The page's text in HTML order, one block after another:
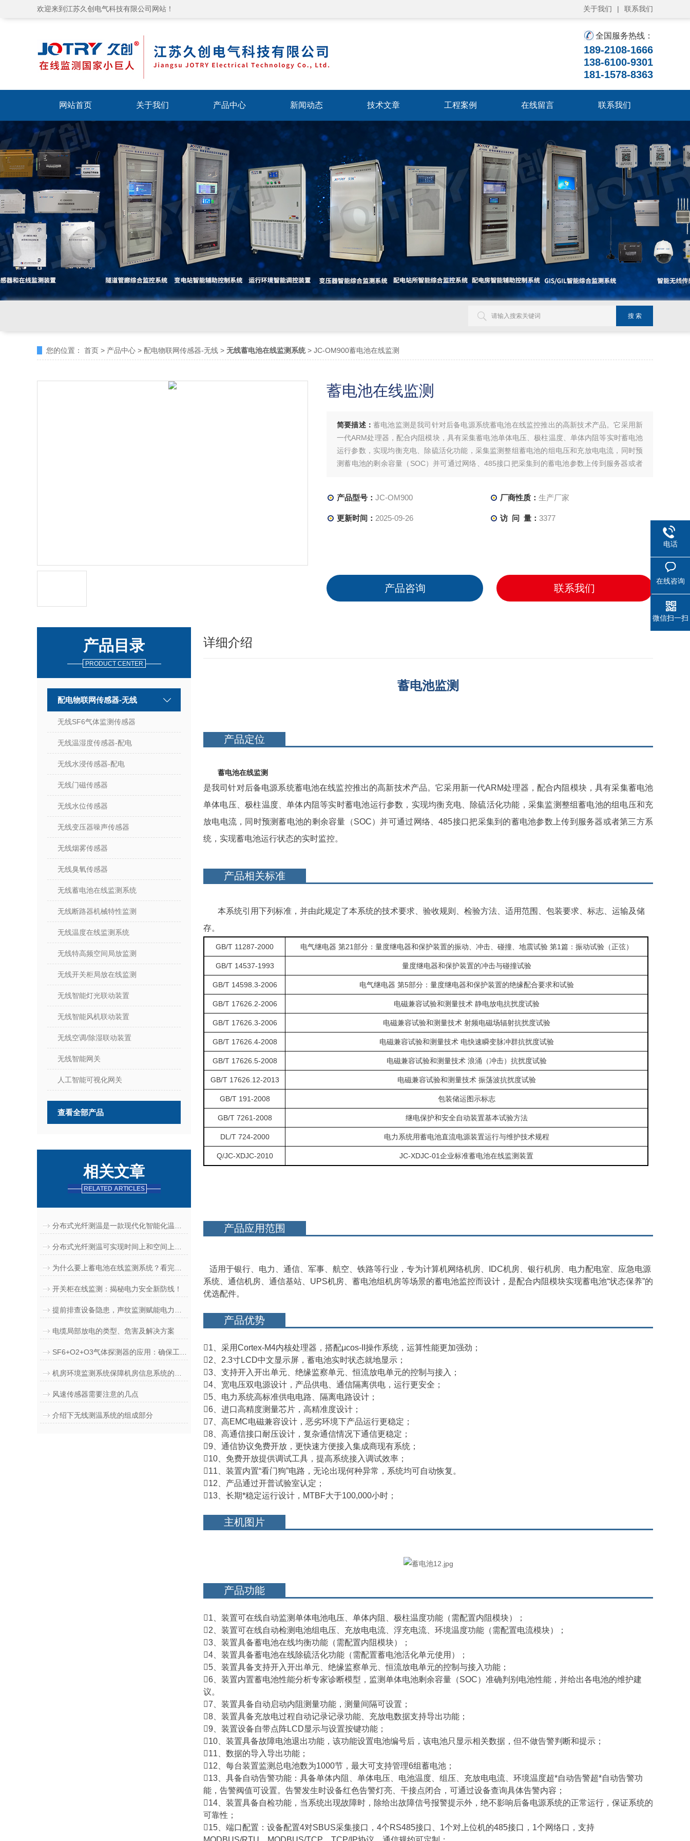
欢迎来到江苏久创电气科技有限公司网站！ 关于我们 | 联系我们
全国服务热线：
189-2108-1666
138-6100-9301
181-1578-8363
网站首页 关于我们 产品中心 新闻动态 技术文章 工程案例 在线留言 联系我们
您的位置： 首页 > 产品中心 > 配电物联网传感器-无线 > 无线蓄电池在线监测系统> JC-OM900蓄电池在线监测
蓄电池在线监测
简要描述： 蓄电池监测是我司针对后备电源系统蓄电池在线监控推出的高新技术产品。它采用新
一代ARM处理器，配合内阻模块，具有采集蓄电池单体电压、极柱温度、单体内阻等实时蓄电池
运行参数，实现均衡充电、除硫活化功能，采集监测整组蓄电池的组电压和充放电电流，同时预
测蓄电池的剩余容量（SOC）并可通过网络、485接口把采集到的蓄电池参数上传到服务器或者
产品型号： JC-OM900 厂商性质： 生产厂家
更新时间： 2025-09-26 访 问 量： 3377
产品咨询 联系我们
产品目录
PRODUCT CENTER
配电物联网传感器-无线
无线SF6气体监测传感器
无线温湿度传感器-配电
无线水浸传感器-配电
无线门磁传感器
无线水位传感器
无线变压器噪声传感器
无线烟雾传感器
无线臭氧传感器
无线蓄电池在线监测系统
无线断路器机械特性监测
无线温度在线监测系统
无线特高频空间局放监测
无线开关柜局放在线监测
无线智能灯光联动装置
无线智能风机联动装置
无线空调/除湿联动装置
无线智能网关
人工智能可视化网关
查看全部产品
相关文章
RELATED ARTICLES
开关柜在线监测：揭秘电力安全新防线！
电缆局部放电的类型、危害及解决方案
风速传感器需要注意的几点
介绍下无线测温系统的组成部分
详细介绍
蓄电池监测
产品定位
蓄电池在线监测
是我司针对后备电源系统蓄电池在线监控推出的高新技术产品。它采用新一代ARM处理器，配合内阻模块，具有采集蓄电池
单体电压、极柱温度、单体内阻等实时蓄电池运行参数，实现均衡充电、除硫活化功能，采集监测整组蓄电池的组电压和充
放电电流，同时预测蓄电池的剩余容量（SOC）并可通过网络、485接口把采集到的蓄电池参数上传到服务器或者第三方系
统，实现蓄电池运行状态的实时监控。
产品相关标准
本系统引用下列标准，并由此规定了本系统的技术要求、验收规则、检验方法、适用范围、包装要求、标志、运输及储
存。
GB/T 11287-2000 电气继电器 第21部分：量度继电器和保护装置的振动、冲击、碰撞、地震试验 第1篇：振动试验（正弦）
GB/T 14537-1993 量度继电器和保护装置的冲击与碰撞试验
GB/T 14598.3-2006 电气继电器 第5部分：量度继电器和保护装置的绝缘配合要求和试验
GB/T 17626.2-2006 电磁兼容试验和测量技术 静电放电抗扰度试验
GB/T 17626.3-2006 电磁兼容试验和测量技术 射频电磁场辐射抗扰度试验
GB/T 17626.4-2008 电磁兼容试验和测量技术 电快速瞬变脉冲群抗扰度试验
GB/T 17626.5-2008 电磁兼容试验和测量技术 浪涌（冲击）抗扰度试验
GB/T 17626.12-2013 电磁兼容试验和测量技术 振荡波抗扰度试验
GB/T 191-2008 包装储运图示标志
GB/T 7261-2008 继电保护和安全自动装置基本试验方法
DL/T 724-2000 电力系统用蓄电池直流电源装置运行与维护技术规程
Q/JC-XDJC-2010 JC-XDJC-01企业标准蓄电池在线监测装置
产品应用范围
适用于银行、电力、通信、军事、航空、铁路等行业，专为计算机网络机房、IDC机房、银行机房、电力配电室、应急电源
系统、通信机房、通信基站、UPS机房、蓄电池组机房等场景的蓄电池监控而设计，是配合内阻模块实现蓄电池“状态保养”的
优选配件。
产品优势
1、采用Cortex-M4内核处理器，搭配μcos-II操作系统，运算性能更加强劲；
2、2.3寸LCD中文显示屏，蓄电池实时状态就地显示；
3、支持开入开出单元、绝缘监察单元、恒流放电单元的控制与接入；
4、宽电压双电源设计，产品供电、通信隔离供电，运行更安全；
5、电力系统高标准供电电路、隔离电路设计；
6、进口高精度测量芯片，高精准度设计；
7、高EMC电磁兼容设计，恶劣环境下产品运行更稳定；
8、高通信接口耐压设计，复杂通信情况下通信更稳定；
9、通信协议免费开放，更快速方便接入集成商现有系统；
10、免费开放提供调试工具，提高系统接入调试效率；
11、装置内置“看门狗”电路，无论出现何种异常，系统均可自动恢复。
12、产品通过开普试验室认定；
13、长期*稳定运行设计，MTBF大于100,000小时；
主机图片
产品功能
1、装置可在线自动监测单体电池电压、单体内阻、极柱温度功能（需配置内阻模块）；
2、装置可在线自动检测电池组电压、充放电电流、浮充电流、环境温度功能（需配置电流模块）；
3、装置具备蓄电池在线均衡功能（需配置内阻模块）；
4、装置具备蓄电池在线除硫活化功能（需配置蓄电池活化单元使用）；
5、装置具备支持开入开出单元、绝缘监察单元、恒流放电单元的控制与接入功能；
6、装置内置蓄电池性能分析专家诊断模型，监测单体电池剩余容量（SOC）准确判别电池性能，并给出各电池的维护建
议。
7、装置具备自动启动内阻测量功能，测量间隔可设置；
8、装置具备充放电过程自动记录记录功能、充放电数据支持导出功能；
9、装置设备自带点阵LCD显示与设置按键功能；
10、装置具备故障电池退出功能，该功能设置电池编号后，该电池只显示相关数据，但不做告警判断和提示；
11、数据的导入导出功能；
12、每台装置监测总电池数为1000节，最大可支持管理6组蓄电池；
13、具备自动告警功能：具备单体内阻、单体电压、电池温度、组压、充放电电流、环境温度超*自动告警超*自动告警功
能，告警阀值可设置。告警发生时设备红色告警灯亮、干接点闭合，可通过设备查询具体告警内容；
14、装置具备自检功能，当系统出现故障时，除给出故障信号报警提示外，绝不影响后备电源系统的正常运行，保证系统的
可靠性；
15、端口配置：设备配置4对SBUS采集接口，4个RS485接口、1个对上位机的485接口，1个网络口，支持
电话
在线咨询
微信扫一扫